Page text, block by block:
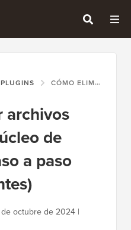
PLUGINS CÓMO ELIMINAR ARCHIVOS ANTIGUOS DEL NÚCLEO DE WORDPRESS (PASO A PASO PARA PRINCIPIANTES)
archivos
de
a paso
de octubre de 2024 |